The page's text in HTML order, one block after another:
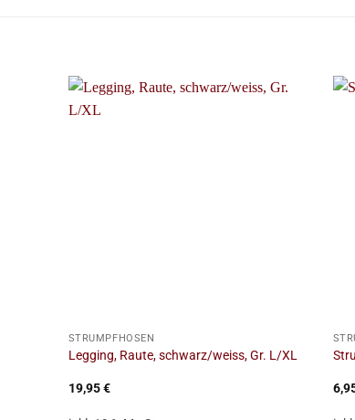
STRUMPFHOSEN
Legging, Raute, schwarz/weiss, Gr. L/XL
19,95€